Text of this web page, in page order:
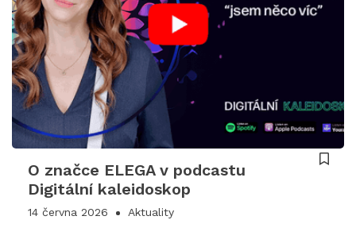
O značce ELEGA v podcastu
Digitální kaleidoskop
14 června 2026 Aktuality